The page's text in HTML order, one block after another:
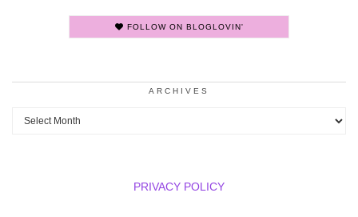
FOLLOW ON BLOGLOVIN'
ARCHIVES
Archives
PRIVACY POLICY